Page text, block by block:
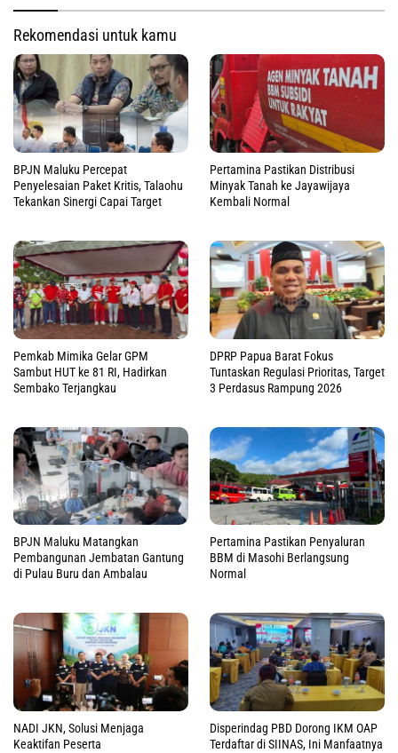
Rekomendasi untuk kamu
BPJN Maluku Percepat
Penyelesaian Paket Kritis, Talaohu
Tekankan Sinergi Capai Target
Pertamina Pastikan Distribusi
Minyak Tanah ke Jayawijaya
Kembali Normal
Pemkab Mimika Gelar GPM
Sambut HUT ke 81 RI, Hadirkan
Sembako Terjangkau
DPRP Papua Barat Fokus
Tuntaskan Regulasi Prioritas, Target
3 Perdasus Rampung 2026
BPJN Maluku Matangkan
Pembangunan Jembatan Gantung
di Pulau Buru dan Ambalau
Pertamina Pastikan Penyaluran
BBM di Masohi Berlangsung
Normal
NADI JKN, Solusi Menjaga
Keaktifan Peserta
Disperindag PBD Dorong IKM OAP
Terdaftar di SIINAS, Ini Manfaatnya